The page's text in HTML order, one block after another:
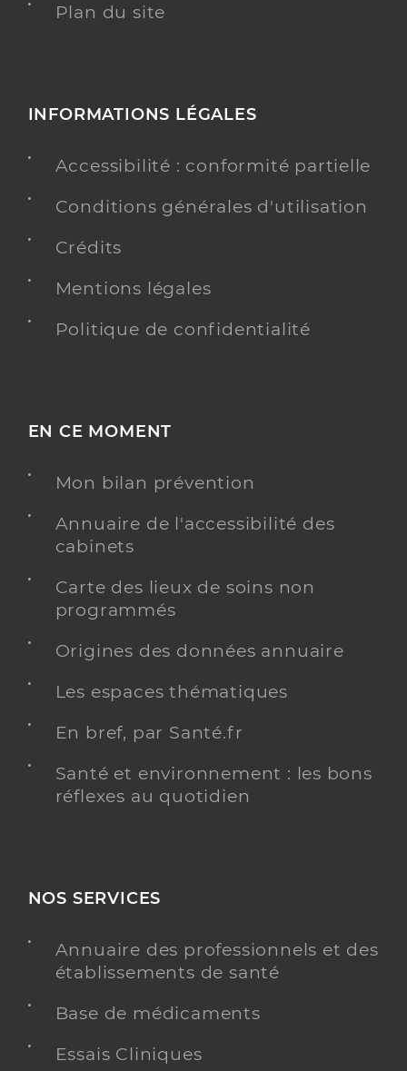
Plan du site
INFORMATIONS LÉGALES
Accessibilité : conformité partielle
Conditions générales d'utilisation
Crédits
Mentions légales
Politique de confidentialité
EN CE MOMENT
Mon bilan prévention
Annuaire de l'accessibilité des
cabinets
Carte des lieux de soins non
programmés
Origines des données annuaire
Les espaces thématiques
En bref, par Santé.fr
Santé et environnement : les bons
réflexes au quotidien
NOS SERVICES
Annuaire des professionnels et des
établissements de santé
Base de médicaments
Essais Cliniques